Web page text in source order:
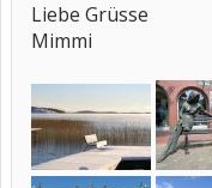
Liebe Grüsse
Mimmi